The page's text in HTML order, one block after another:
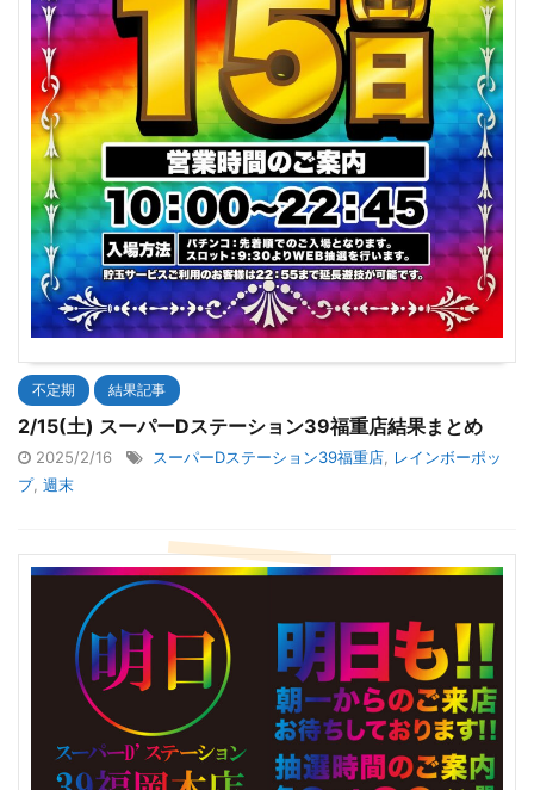
不定期 結果記事
2/15(土) スーパーDステーション39福重店結果まとめ
2025/2/16 スーパーDステーション39福重店
レインボーポッ
プ, 週末